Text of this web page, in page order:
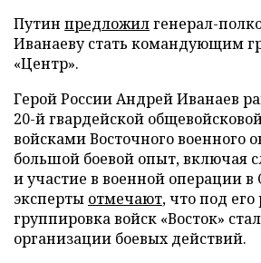
Путин предложилгенерал-
Иванаеву стать командующим
«Центр».
Герой России Андрей Иванаев
20-й гвардейской
войсками Восточного военного
большой боевой опыт, включая
и участие в военной операции
эксперты отмечают, что под
группировка войск «Восток»
организации боевых действий.